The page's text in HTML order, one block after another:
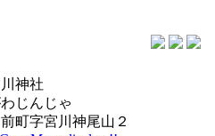
神社
じんじゃ
町字宮川神尾山２